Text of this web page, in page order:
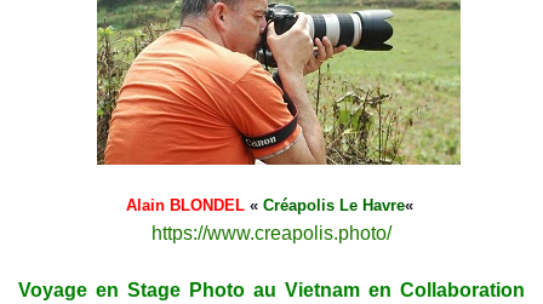
Alain BLONDEL« Créapolis Le Havre«
https://www.creapolis.photo/
Voyage en Stage Photo au Vietnam en Collaboration